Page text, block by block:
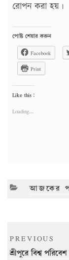
রোপন করা হয়।
পোষ্ট শেয়ার করুন
Facebook
Print
Like this:
Loading...
আজকের
Post
navigation
Previous
Post
PREVIOUS
শ্রীপুরে বিশ্ব